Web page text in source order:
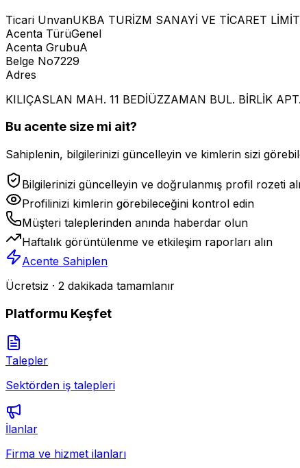
Ticari UnvanUKBA TURİZM SANAYİ VE TİCARET
Acenta TürüGenel
Acenta GrubuA
Belge No7229
Adres
KILIÇASLAN MAH. 11 BEDİÜZZAMAN BUL. BİRLİK
Bu acente size mi ait?
Sahiplenin, bilgilerinizi güncelleyin ve kimlerin sizi
Bilgilerinizi güncelleyin ve doğrulanmış profil rozeti
Profilinizi kimlerin görebileceğini kontrol edin
Müşteri taleplerinden anında haberdar olun
Haftalık görüntülenme ve etkileşim raporları alın
Acente Sahiplen
Ücretsiz · 2 dakikada tamamlanır
Platformu Keşfet
Talepler
Sektörden iş talepleri
İlanlar
Firma ve hizmet ilanları